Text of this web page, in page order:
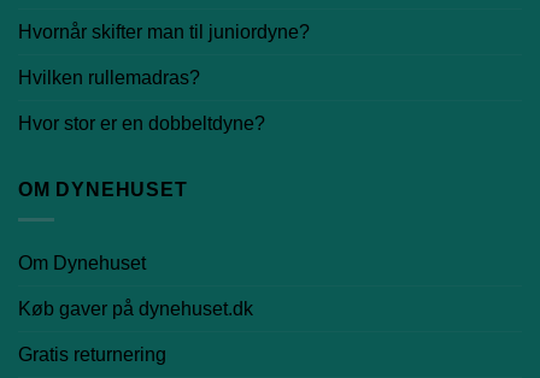
Hvornår skifter man til juniordyne?
Hvilken rullemadras?
Hvor stor er en dobbeltdyne?
OM DYNEHUSET
Om Dynehuset
Køb gaver på dynehuset.dk
Gratis returnering